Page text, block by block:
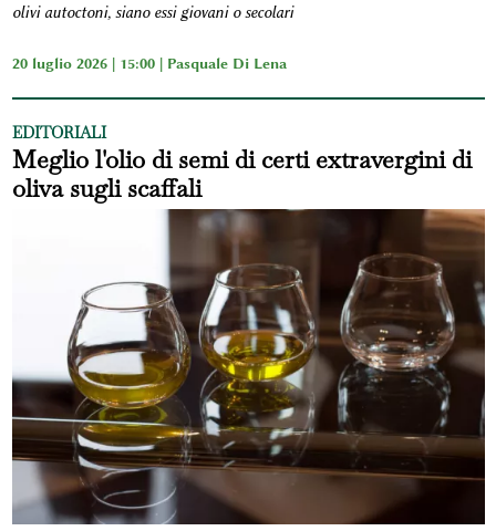
olivi autoctoni, siano essi giovani o secolari
20 luglio 2026 | 15:00 | Pasquale Di Lena
EDITORIALI
Meglio l'olio di semi di certi extravergini di
oliva sugli scaffali